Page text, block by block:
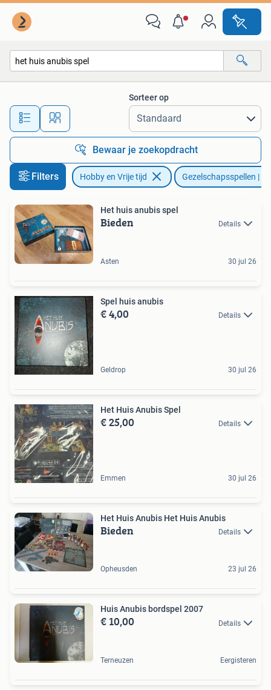
Alle afstanden…
Sorteer op
Bewaar je zoekopdracht
Filters Hobby en Vrije tijd Gezelschapsspellen |
Het huis anubis spel
Bieden Details
Asten 30 jul 26
Spel huis anubis
€ 4,00 Details
Geldrop 30 jul 26
Het Huis Anubis Spel
€ 25,00 Details
Emmen 30 jul 26
Het Huis Anubis Het Huis Anubis
Bieden Details
Opheusden 23 jul 26
Huis Anubis bordspel 2007
€ 10,00 Details
Terneuzen Eergisteren